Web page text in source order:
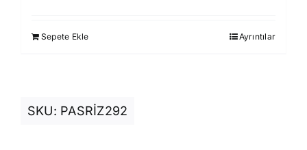
Sepete Ekle Ayrıntılar
SKU: PASRİZ292